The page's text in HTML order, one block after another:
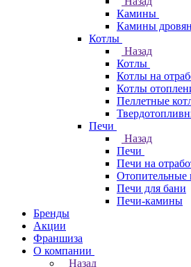
Камины
Камины
Котлы
Назад
Котлы
Котлы на
Котлы
Пеллетные
Печи
Назад
Печи
Печи на
Отопительные
Печи для бани
Печи-камины
Бренды
Акции
Франшиза
О компании
Назад